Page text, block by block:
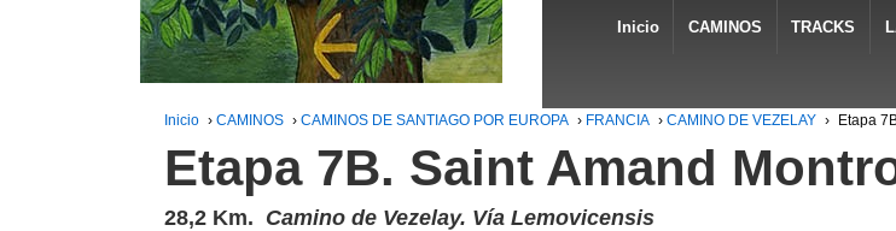
Inicio CAMINOS TRACKS
Inicio › CAMINOS › CAMINOS DE SANTIAGO POR EUROPA › FRANCIA › CAMINO DE VEZELAY › Etapa
Etapa 7B. Saint Amand
28,2 Km. Camino de Vezelay. Vía Lemovicensis